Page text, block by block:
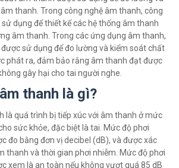
thanh. Trong công nghệ âm thanh, công
dụng để thiết kế các hệ thống âm thanh
âm thanh. Trong các ứng dụng âm thanh,
sử dụng để đo lường và kiểm soát chất
phát ra, đảm bảo rằng âm thanh đạt được
gây hại cho tai người nghe.
thanh là gì?
là quá trình bị tiếp xúc với âm thanh ở mức
sức khỏe, đặc biệt là tai. Mức độ phơi
đo bằng đơn vị decibel (dB), và được xác
thanh và thời gian phơi nhiễm. Mức độ phơi
xem là an toàn nếu không vượt quá 85 dB